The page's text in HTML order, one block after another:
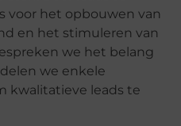
voor het opbouwen van
en het stimuleren van
we het belang
we enkele
kwalitatieve leads te